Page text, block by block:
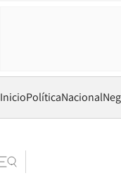
InicioPolíticaNacional